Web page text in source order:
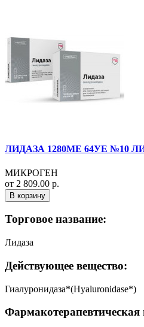
ЛИДАЗА 1280МЕ 64УЕ №10
МИКРОГЕН
от 2 809.00 р.
В корзину
Торговое название:
Лидаза
Действующее вещество:
Гиалуронидаза*(Hyaluronidase*)
Фармакотерапевтическая